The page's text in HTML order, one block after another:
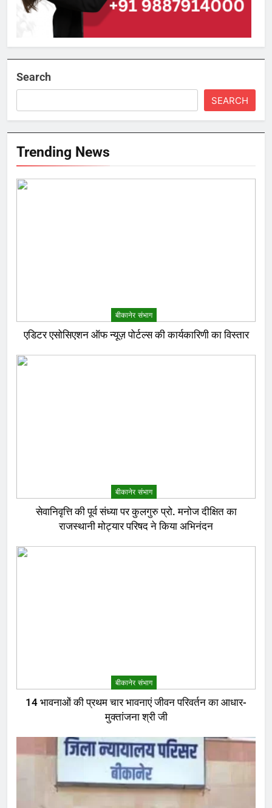
Search
SEARCH
Trending News
बीकानेर संभाग
एडिटर एसोसिएशन ऑफ न्यूज़ पोर्टल्स की कार्यकारिणी का विस्तार
बीकानेर संभाग
सेवानिवृत्ति की पूर्व संध्या पर कुलगुरु प्रो. मनोज दीक्षित का
राजस्थानी मोट्यार परिषद ने किया अभिनंदन
बीकानेर संभाग
14 भावनाओं की प्रथम चार भावनाएं जीवन परिवर्तन का आधार-
मुक्तांजना श्री जी